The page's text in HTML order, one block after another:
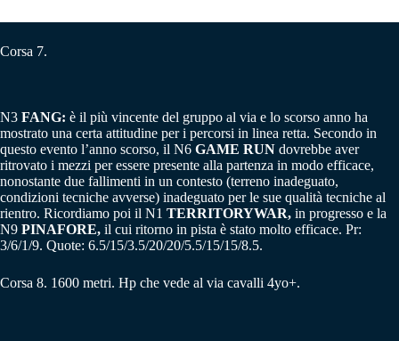
Corsa 7.
N3 FANG: è il più vincente del gruppo al via e lo scorso anno ha
mostrato una certa attitudine per i percorsi in linea retta. Secondo in
questo evento l’anno scorso, il N6 GAME RUN dovrebbe aver
ritrovato i mezzi per essere presente alla partenza in modo efficace,
nonostante due fallimenti in un contesto (terreno inadeguato,
condizioni tecniche avverse) inadeguato per le sue qualità tecniche al
rientro. Ricordiamo poi il N1 TERRITORYWAR, in progresso e la
N9 PINAFORE, il cui ritorno in pista è stato molto efficace. Pr:
3/6/1/9. Quote: 6.5/15/3.5/20/20/5.5/15/15/8.5.
Corsa 8. 1600 metri. Hp che vede al via cavalli 4yo+.